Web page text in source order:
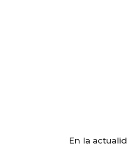
En la